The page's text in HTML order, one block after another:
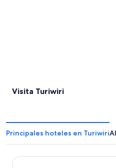
Visita Turiwiri
Principales hoteles en Turiwiri
"Domeczech": Off-Grid Charm